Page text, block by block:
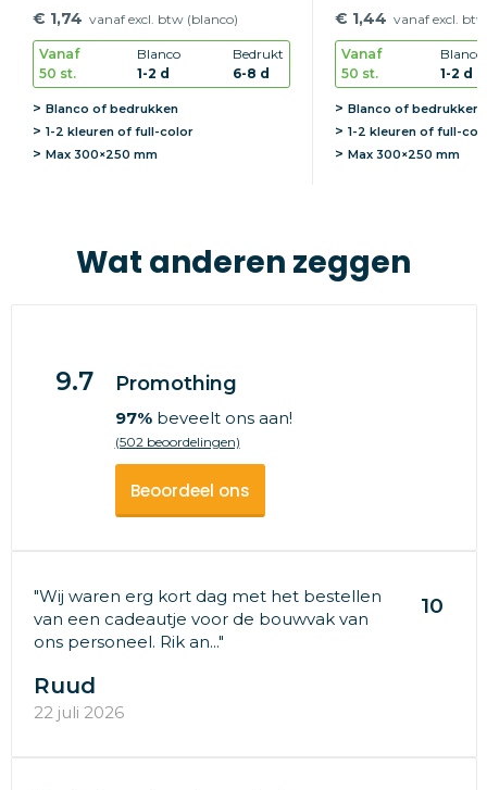
EN20471 | S-3XL
€ 1,74 vanaf excl. btw (blanco)
Vanaf
50 st.
Blanco
1-2 d
Bedrukt
6-8 d
Blanco of bedrukken
1-2 kleuren of full-color
Max 300×250 mm
| One size
€ 1,44 vanaf excl.
Vanaf
50 st.
Blanco
1-2 d
Blanco of bedrukken
1-2 kleuren of full-
Max 300×250 mm
Wat anderen zeggen
9.7 Promothing
97%beveelt ons aan!
(502 beoordelingen)
Beoordeel ons
"Wij waren erg kort dag met het bestellen
van een cadeautje voor de bouwvak van
ons personeel. Rik an..."
10
Ruud
22 juli 2026